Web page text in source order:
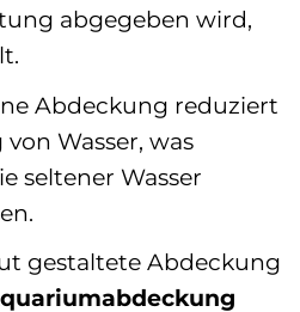
abgegeben wird,
Abdeckung reduziert
Wasser, was
seltener Wasser
gestaltete Abdeckung